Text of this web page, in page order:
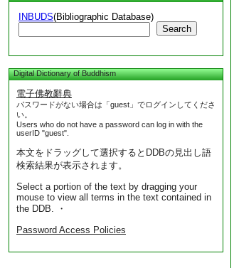
INBUDS(Bibliographic Database)
Search
Digital Dictionary of Buddhism
電子佛教辭典
パスワードがない場合は「guest」でログインしてくださ
い。
Users who do not have a password can log in with the
userID "guest".
本文をドラッグして選択するとDDBの見出し語
検索結果が表示されます。
Select a portion of the text by dragging your
mouse to view all terms in the text contained in
the DDB. ・
Password Access Policies